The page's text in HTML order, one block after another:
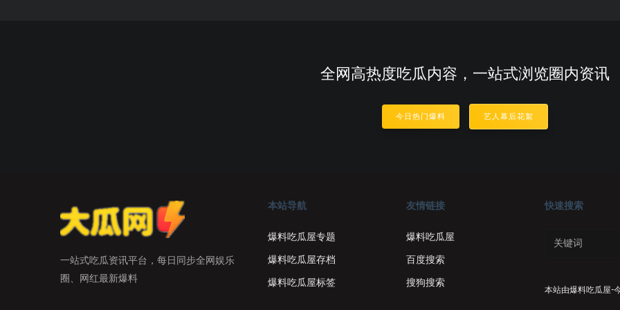
全网高热度吃瓜内容，一站式浏览圈内资讯
今日热门爆料 艺人幕后花絮
一站式吃瓜资讯平台，每日同步全网娱乐
圈、网红最新爆料
本站导航
爆料吃瓜屋专题
爆料吃瓜屋存档
爆料吃瓜屋标签
友情链接
爆料吃瓜屋
百度搜索
搜狗搜索
快速搜索
本站由爆料吃瓜屋-